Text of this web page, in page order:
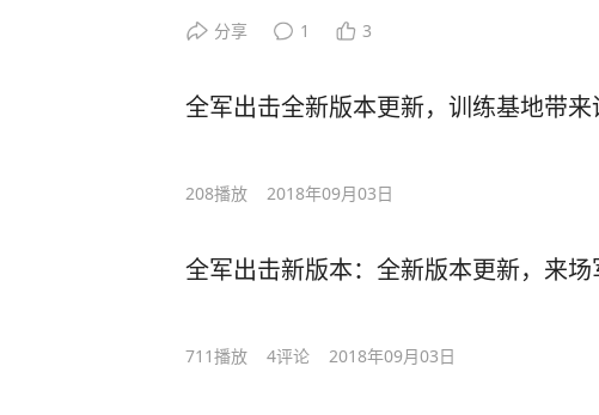
#2018LPL# #RNG# #英雄联盟#
分享 1 3
全军出击全新版本更新，训练基地带
208播放 2018年09月03日
全军出击新版本：全新版本更新，来
711播放 4评论 2018年09月03日